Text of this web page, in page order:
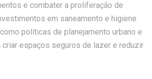
e combater a proliferação de
em saneamento e higiene
políticas de planejamento urbano e
criar espaços seguros de lazer e reduzir